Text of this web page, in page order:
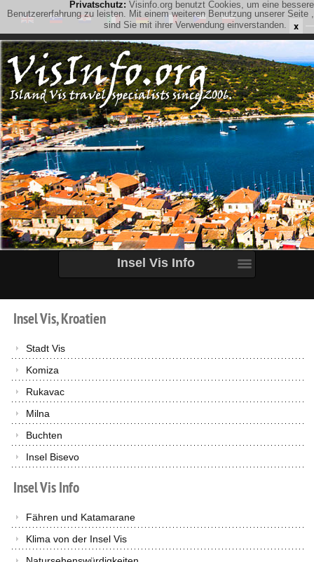
Privatschutz: Visinfo.org benutzt Cookies, um eine bessere
Benutzererfahrung zu leisten. Mit einem weiteren Benutzung unserer Seite ,
sind Sie mit ihrer Verwendung einverstanden.
x
Insel Vis Info
InselVis,Kroatien
Stadt Vis
Komiza
Rukavac
Milna
Buchten
Insel Bisevo
InselVisInfo
Fähren und Katamarane
Klima von der Insel Vis